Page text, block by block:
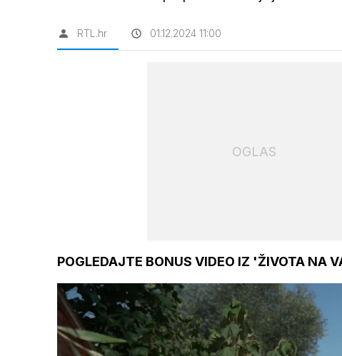
RTL.hr 01.12.2024 11:00
OGLAS
POGLEDAJTE BONUS VIDEO IZ 'ŽIVOTA NA